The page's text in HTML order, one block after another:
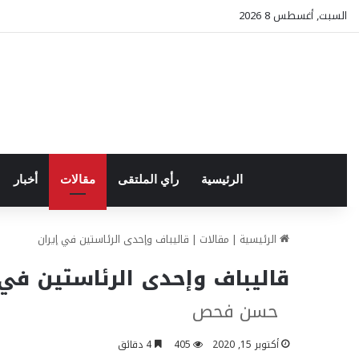
السبت, أغسطس 8 2026
الرئيسية رأي الملتقى مقالات أخبار
الرئيسية | مقالات | قاليباف وإحدى الرئاستين في إيران
قاليباف وإحدى الرئاستين
حسن فحص
أكتوبر 15, 2020 405